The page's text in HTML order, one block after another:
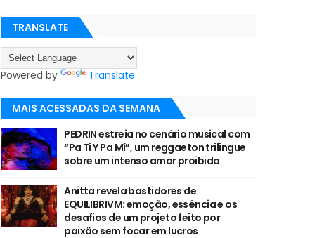
TRANSLATE
Powered by Translate
MAIS ACESSADAS DA SEMANA
PEDRIN estreia no cenário musical com
“Pa Ti Y Pa Mí”, um reggaeton trilingue
sobre um intenso amor proibido
Anitta revela bastidores de
EQUILIBRIVM: emoção, essência e os
desafios de um projeto feito por
paixão sem focar em lucros